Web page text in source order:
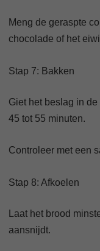
Meng de geraspte
chocolade of het
Stap 7: Bakken
Giet het beslag in
45 tot 55 minuten.
Controleer met een
Stap 8: Afkoelen
Laat het brood
aansnijdt.